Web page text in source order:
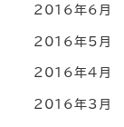
2016年6月
2016年5月
2016年4月
2016年3月